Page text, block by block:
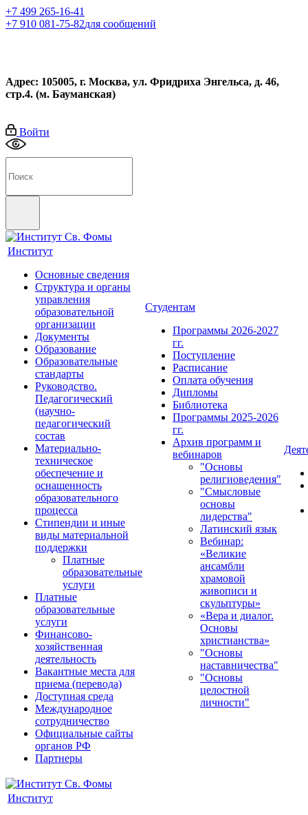
+7 499 265-16-41
+7 910 081-75-82для сообщений
Адрес: 105005, г. Москва, ул. Фридриха Энгельса, д. 46,
стр.4. (м. Бауманская)
Войти
Институт
Основные сведения
Структура и органы
управления
образовательной
организации
Документы
Образование
Образовательные
стандарты
Руководство.
Педагогический
(научно-
педагогический
состав
Материально-
техническое
обеспечение и
оснащенность
образовательного
процесса
Стипендии и иные
виды материальной
поддержки
Платные
образовательные
услуги
Платные
образовательные
услуги
Финансово-
хозяйственная
деятельность
Вакантные места для
приема (перевода)
Доступная среда
Международное
сотрудничество
Официальные сайты
органов РФ
Партнеры
Студентам
Программы 2026-2027
гг.
Поступление
Расписание
Оплата обучения
Дипломы
Библиотека
Программы 2025-2026
гг.
Архив программ и
вебинаров
"Основы
религиоведения"
"Смысловые
основы
лидерства"
Латинский язык
Вебинар:
«Великие
ансамбли
храмовой
живописи и
скульптуры»
«Вера и диалог.
Основы
христианства»
"Основы
наставничества"
"Основы
целостной
личности"
Институт